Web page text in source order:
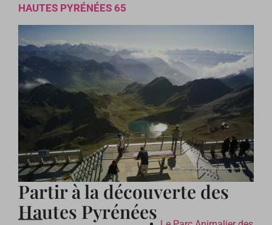
HAUTES PYRÉNÉES 65
Partir à la découverte des
Hautes Pyrénées